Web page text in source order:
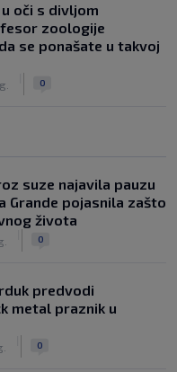
oči s divljom
zoologije
se ponašate u takvoj
0
suze najavila pauzu
Grande pojasnila zašto
života
0
predvodi
metal praznik u
0